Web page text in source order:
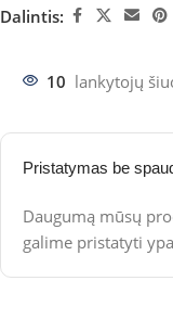
Dalintis:
10 lankytojų
Pristatymas be
Daugumą mūsų
galime pristatyti